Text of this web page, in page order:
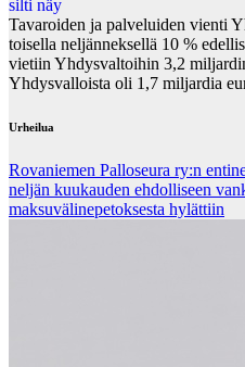
Tavaroiden ja palveluiden vienti
toisella neljänneksellä 10 %
vietiin Yhdysvaltoihin 3,2
Yhdysvalloista oli 1,7 miljardia
Urheilua
Rovaniemen Palloseura ry:n
neljän kuu­kau­den eh­dol­li­seen
mak­su­vä­li­ne­pe­tok­ses­ta hy­lät­tiin